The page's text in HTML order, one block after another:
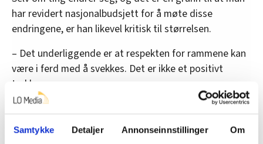
Samtykke Detaljer Annonseinnstillinger Om
har revidert nasjonalbudsjett for å møte disse
endringene, er han likevel kritisk til størrelsen.
– Det underliggende er at respekten for rammene kan
være i ferd med å svekkes. Det er ikke et positivt
trekk.
– Kan gi høyere renter